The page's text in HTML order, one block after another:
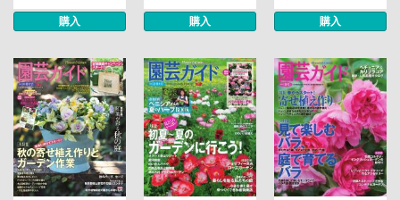
購入 購入 購入